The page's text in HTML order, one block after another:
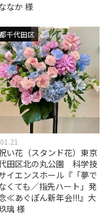
なか 様
リア】
千代田区
い花（スタンド花）東京
田区北の丸公園 科学技
イエンスホール『「夢で
くても／指先ハート」発
≪あぐぽん新年会!!!』大
璃 様